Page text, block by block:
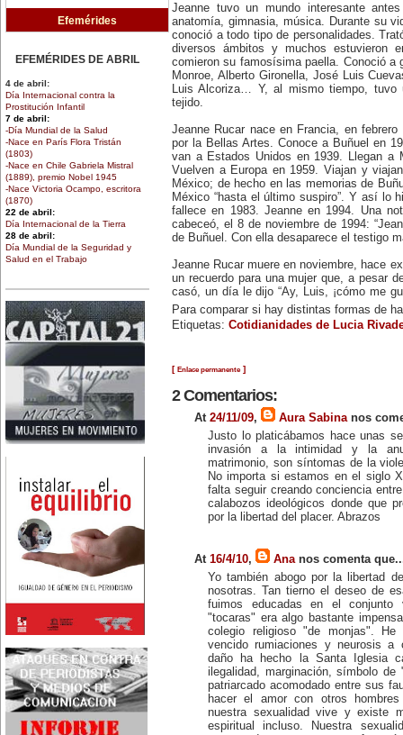
Efemérides
EFEMÉRIDES DE ABRIL
4 de abril:
Día Internacional contra la
Prostitución Infantil
7 de abril:
-Día Mundial de la Salud
-Nace en París Flora Tristán
(1803)
-Nace en Chile Gabriela Mistral
(1889), premio Nobel 1945
-Nace Victoria Ocampo, escritora
(1870)
22 de abril:
Día Internacional de la Tierra
28 de abril:
Día Mundial de la Seguridad y
Salud en el Trabajo
EFEMÉRIDES DE MARZO
1 de marzo:
Nace en Santiago, Chile, la
escritora Mercedes Valenzuela
Alvarez (1924-1993), más
conocida como Mercedes
Valdivieso. En 1961 publica 'La
Brecha', considerada como la
primera novela feminista de
Latinoamérica.
4 de marzo:
En México muere Adelina
Zendejas (1909-1993), periodista,
derechos de las mujeres.
5 de marzo:
En Dijon fallece Gabrielle Suchon
(1703), notable filósofa francesa,
autora del Tratado de la moral y
de la política (1693), la primera
obra explícitamente filosófica
escrita por una mujer en el
8 de marzo:
nace Juana Fernández Morales
(1895-1980), poeta conocida
Ibarbourou, o 'Juana de América'.
Se la considera una de las figuras
clave de la poesía
hispanoamericana
contemporánea.
14 de marzo:
Nace, en la Ciudad de México,
Jeanne tuvo un mundo interesante
anatomía, gimnasia, música. Durante su
conoció a todo tipo de personalidades.
diversos ámbitos y muchos estuvieron
comieron su famosísima paella. Conoció a
Monroe, Alberto Gironella, José Luis
Luis Alcoriza… Y, al mismo tiempo,
tejido.
Jeanne Rucar nace en Francia, en
por la Bellas Artes. Conoce a Buñuel en
van a Estados Unidos en 1939. Llegan a
Vuelven a Europa en 1959. Viajan y
México; de hecho en las memorias de
México “hasta el último suspiro”. Y así lo
fallece en 1983. Jeanne en 1994. Una
cabeceó, el 8 de noviembre de 1994:
de Buñuel. Con ella desaparece el testigo
Jeanne Rucar muere en noviembre, hace
un recuerdo para una mujer que, a pesar
casó, un día le dijo “Ay, Luis, ¡cómo me
Para comparar si hay distintas formas de
Etiquetas: Cotidianidades de Lucia
[ Enlace permanente]
2 Comentarios:
At 24/11/09, Aura Sabinanos
Justo lo platicábamos hace unas
invasión a la intimidad y la
matrimonio, son síntomas de la
No importa si estamos en el siglo
falta seguir creando conciencia
calabozos ideológicos donde que
por la libertad del placer. Abrazos
At 16/4/10, Ananos comenta
Yo también abogo por la libertad
nosotras. Tan tierno el deseo de
fuimos educadas en el
"tocaras" era algo bastante
colegio religioso "de monjas".
vencido rumiaciones y neurosis a
daño ha hecho la Santa Iglesia
ilegalidad, marginación, símbolo
patriarcado acomodado entre sus
hacer el amor con otros
nuestra sexualidad vive y existe
espiritual incluso. Nuestra